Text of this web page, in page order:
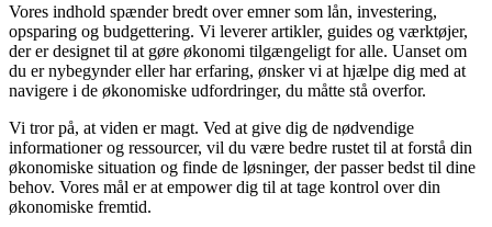
Vores indhold spænder bredt over emner som lån, investering,
opsparing og budgettering. Vi leverer artikler, guides og værktøjer,
der er designet til at gøre økonomi tilgængeligt for alle. Uanset om
du er nybegynder eller har erfaring, ønsker vi at hjælpe dig med at
navigere i de økonomiske udfordringer, du måtte stå overfor.
Vi tror på, at viden er magt. Ved at give dig de nødvendige
informationer og ressourcer, vil du være bedre rustet til at forstå din
økonomiske situation og finde de løsninger, der passer bedst til dine
behov. Vores mål er at empower dig til at tage kontrol over din
økonomiske fremtid.